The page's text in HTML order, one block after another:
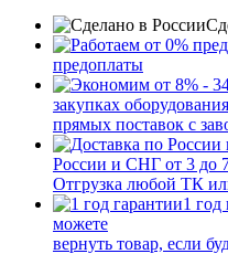
предоплаты
закупках
прямых поставок с
России и СНГ от 3 до
Отгрузка любой ТК
1 год
можете
вернуть товар, если